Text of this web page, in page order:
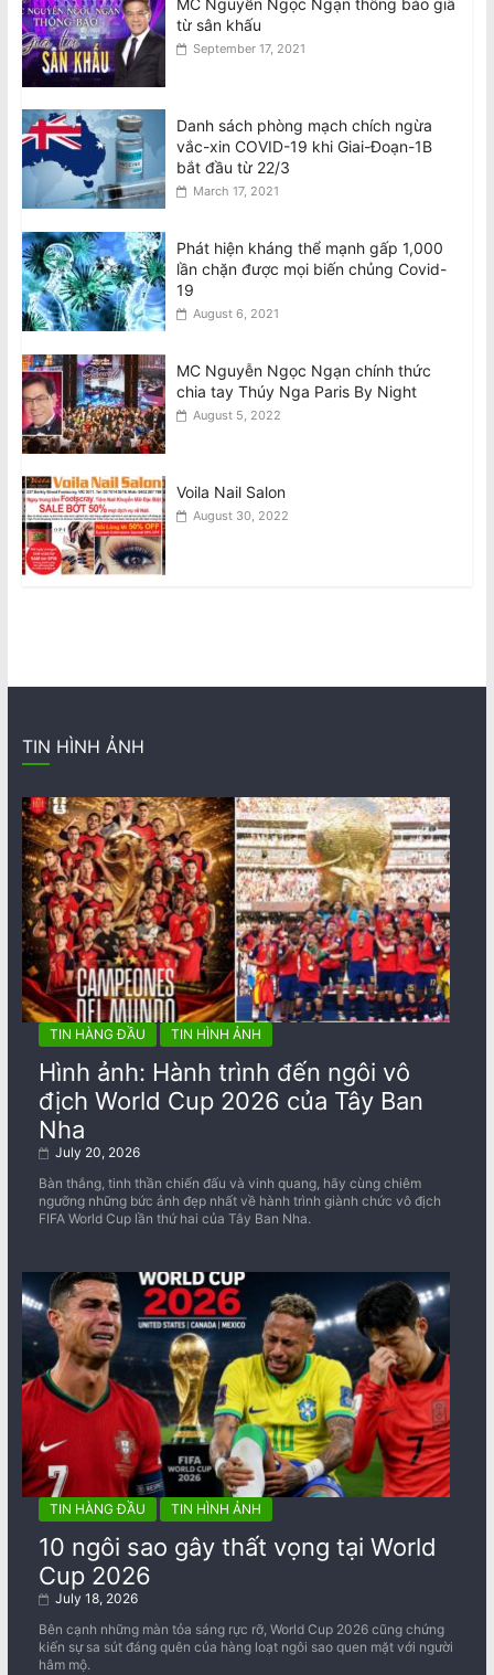
MC Nguyễn Ngọc Ngạn thông báo giã
từ sân khấu
September 17, 2021
Danh sách phòng mạch chích ngừa
vắc-xin COVID-19 khi Giai-Đoạn-1B
bắt đầu từ 22/3
March 17, 2021
Phát hiện kháng thể mạnh gấp 1,000
lần chặn được mọi biến chủng Covid-
19
August 6, 2021
MC Nguyễn Ngọc Ngạn chính thức
chia tay Thúy Nga Paris By Night
August 5, 2022
Voila Nail Salon
August 30, 2022
TIN HÌNH ẢNH
TIN HÀNG ĐẦU TIN HÌNH ẢNH
Hình ảnh: Hành trình đến ngôi vô
địch World Cup 2026 của Tây Ban
Nha
July 20, 2026
Bàn thắng, tinh thần chiến đấu và vinh quang, hãy cùng chiêm
ngưỡng những bức ảnh đẹp nhất về ​​hành trình giành chức vô địch
FIFA World Cup lần thứ hai của Tây Ban Nha.
TIN HÀNG ĐẦU TIN HÌNH ẢNH
10 ngôi sao gây thất vọng tại World
Cup 2026
July 18, 2026
Bên cạnh những màn tỏa sáng rực rỡ, World Cup 2026 cũng chứng
kiến sự sa sút đáng quên của hàng loạt ngôi sao quen mặt với người
hâm mộ.